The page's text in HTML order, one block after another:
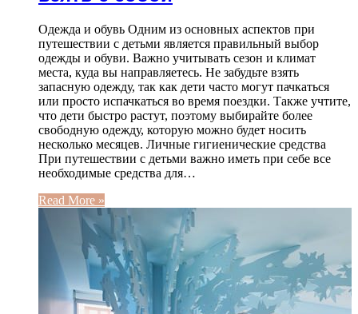
Одежда и обувь Одним из основных аспектов при
путешествии с детьми является правильный выбор
одежды и обуви. Важно учитывать сезон и климат
места, куда вы направляетесь. Не забудьте взять
запасную одежду, так как дети часто могут пачкаться
или просто испачкаться во время поездки. Также учтите,
что дети быстро растут, поэтому выбирайте более
свободную одежду, которую можно будет носить
несколько месяцев. Личные гигиенические средства
При путешествии с детьми важно иметь при себе все
необходимые средства для…
Read More »